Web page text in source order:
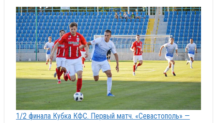
1/2 финала Кубка КФС. Первый матч. «Севастополь» —